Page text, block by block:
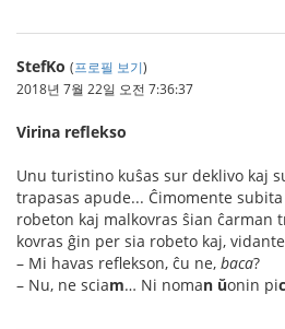
StefKo (프로필 보기)
2018년 7월 22일 오전 7:36:37
Virina reflekso
Unu turistino kuŝas sur deklivo kaj
trapasas apude... Ĉimomente
robeton kaj malkovras ŝian ĉarman
kovras ĝin per sia robeto kaj,
– Mi havas reflekson, ĉu ne, baca?
– Nu, ne sciam… Ni noman ŭonin pic